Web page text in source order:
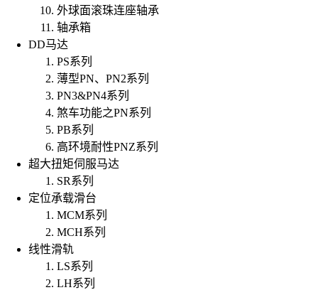
外球面滚珠连座轴承
轴承箱
DD马达
PS系列
薄型PN、PN2系列
PN3&PN4系列
煞车功能之PN系列
PB系列
高环境耐性PNZ系列
超大扭矩伺服马达
SR系列
定位承载滑台
MCM系列
MCH系列
线性滑轨
LS系列
LH系列